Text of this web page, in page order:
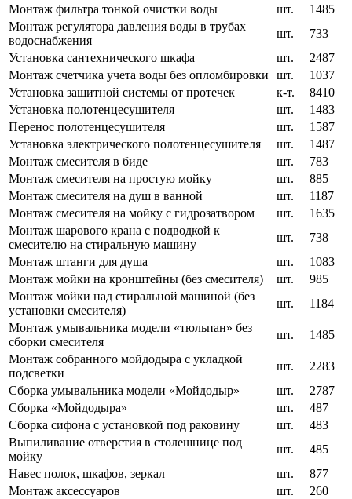
Монтаж фильтра тонкой очистки воды
шт.
1485
Монтаж регулятора давления воды в трубах
водоснабжения
шт.
733
Установка сантехнического шкафа
шт.
2487
Монтаж счетчика учета воды без опломбировки
шт.
1037
Установка защитной системы от протечек
к-т.
8410
Установка полотенцесушителя
шт.
1483
Перенос полотенцесушителя
шт.
1587
Установка электрического полотенцесушителя
шт.
1487
Монтаж смесителя в биде
шт.
783
Монтаж смесителя на простую мойку
шт.
885
Монтаж смесителя на душ в ванной
шт.
1187
Монтаж смесителя на мойку с гидрозатвором
шт.
1635
Монтаж шарового крана с подводкой к
смесителю на стиральную машину
шт.
738
Монтаж штанги для душа
шт.
1083
Монтаж мойки на кронштейны (без смесителя)
шт.
985
Монтаж мойки над стиральной машиной (без
установки смесителя)
шт.
1184
Монтаж умывальника модели «тюльпан» без
сборки смесителя
шт.
1485
Монтаж собранного мойдодыра с укладкой
подсветки
шт.
2283
Сборка умывальника модели «Мойдодыр»
шт.
2787
Сборка «Мойдодыра»
шт.
487
Сборка сифона с установкой под раковину
шт.
483
Выпиливание отверстия в столешнице под
мойку
шт.
485
Навес полок, шкафов, зеркал
шт.
877
Монтаж аксессуаров
шт.
260